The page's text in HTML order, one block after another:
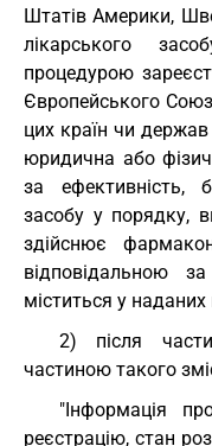
Штатів Америки,
лікарського
процедурою
Європейського
цих країн чи
юридична або
за ефективність,
засобу у порядку,
здійснює
відповідальною
міститься у
2) після
частиною такого
"Інформація
реєстрацію, стан